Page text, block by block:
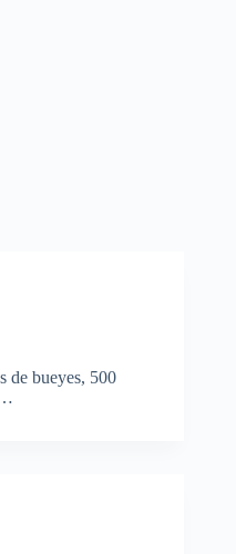
de bueyes, 500